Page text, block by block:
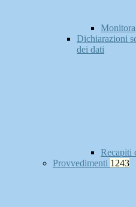
Dichiarazioni
dei dati
Recapiti
Provvedimenti 1243